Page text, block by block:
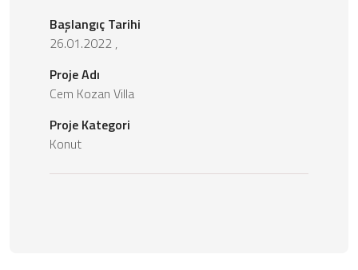
Başlangıç Tarihi
26.01.2022 ,
Proje Adı
Cem Kozan Villa
Proje Kategori
Konut